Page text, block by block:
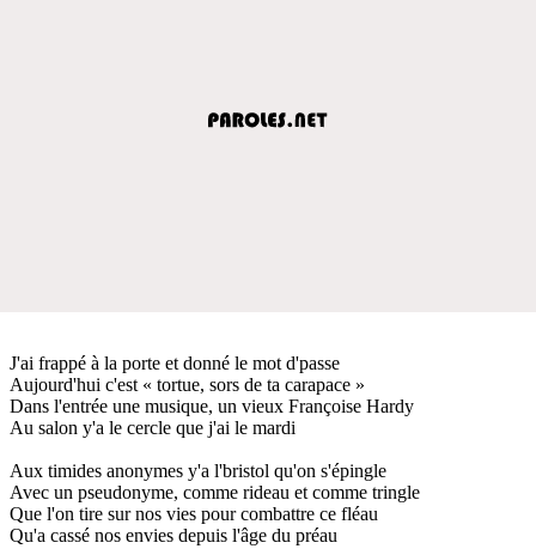
J'ai frappé à la porte et donné le mot d'passe
Aujourd'hui c'est « tortue, sors de ta carapace »
Dans l'entrée une musique, un vieux Françoise Hardy
Au salon y'a le cercle que j'ai le mardi
Aux timides anonymes y'a l'bristol qu'on s'épingle
Avec un pseudonyme, comme rideau et comme tringle
Que l'on tire sur nos vies pour combattre ce fléau
Qu'a cassé nos envies depuis l'âge du préau